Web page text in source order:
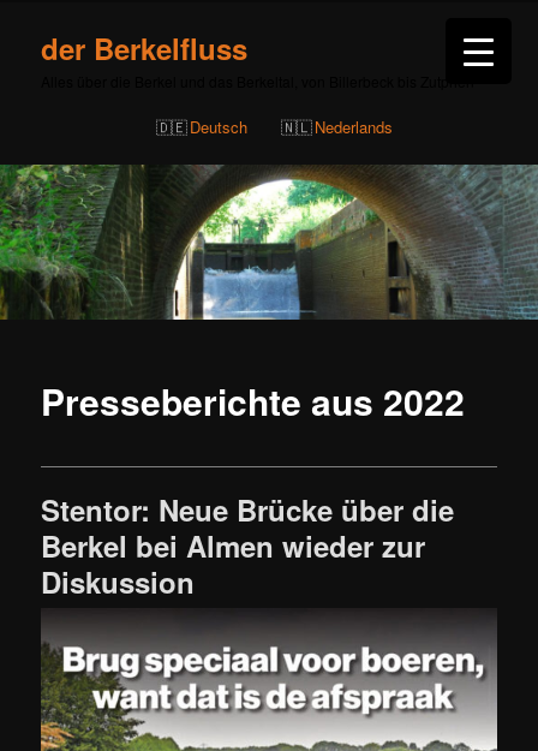
der Berkelfluss
Deutsch Nederlands
Presseberichte aus 2022
Stentor: Neue Brücke über die
Berkel bei Almen wieder zur
Diskussion